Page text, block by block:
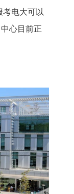
电大可以
心目前正